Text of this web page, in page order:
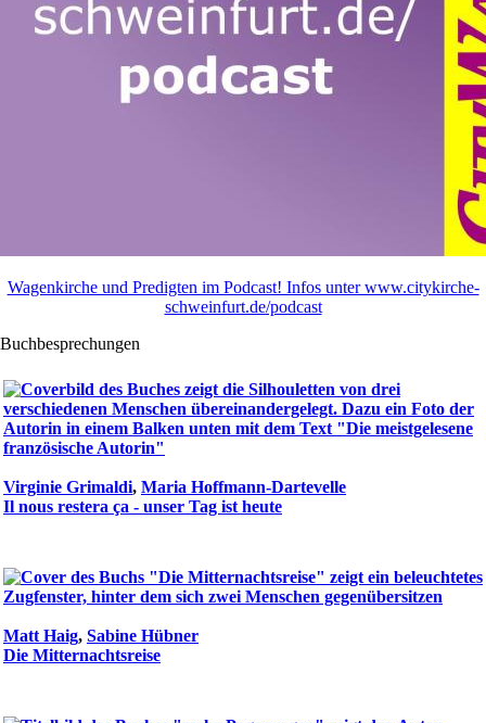
Wagenkirche und Predigten im Podcast! Infos unter www.citykirche-
schweinfurt.de/podcast
Buchbesprechungen
Virginie Grimaldi, Maria Hoffmann-Dartevelle
Il nous restera ça - unser Tag ist heute
Matt Haig, Sabine Hübner
Die Mitternachtsreise